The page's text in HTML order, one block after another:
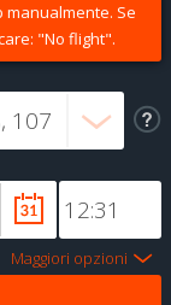
Se
"No flight".
Maggiori opzioni